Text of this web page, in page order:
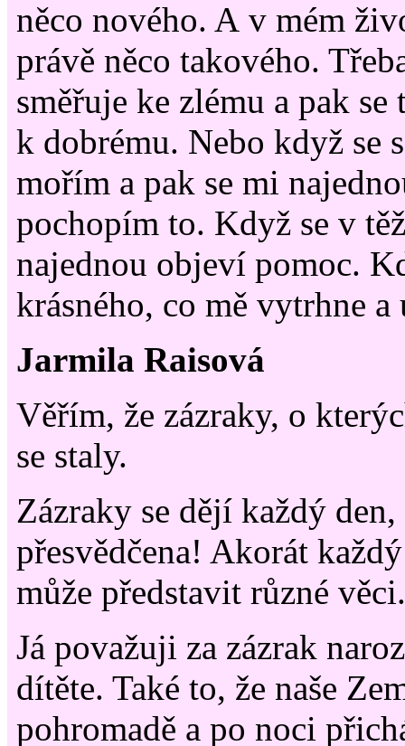
něco nového. A v mém
právě něco takového.
směřuje ke zlému a pak se
k dobrému. Nebo když se
mořím a pak se mi
pochopím to. Když se v
najednou objeví pomoc.
krásného, co mě vytrhne
Jarmila Raisová
Věřím, že zázraky, o
se staly.
Zázraky se dějí každý
přesvědčena! Akorát
může představit různé věci.
Já považuji za zázrak
dítěte. Také to, že naše
pohromadě a po noci